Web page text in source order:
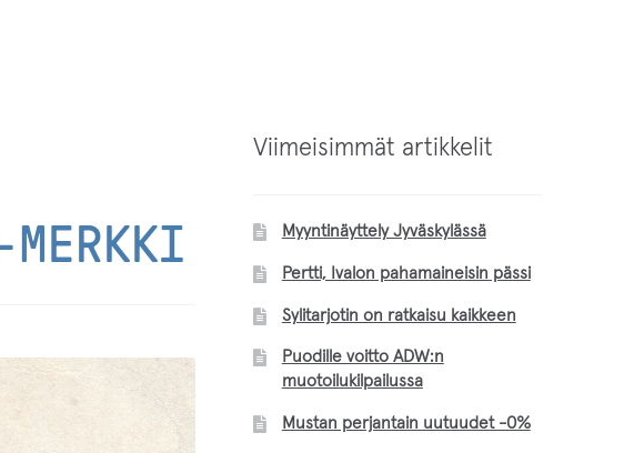
Viimeisimmät artikkelit
Myyntinäyttely Jyväskylässä
Pertti, Ivalon pahamaineisin pässi
Sylitarjotin on ratkaisu kaikkeen
Puodille voitto ADW:n
muotoilukilpailussa
Mustan perjantain uutuudet -0%